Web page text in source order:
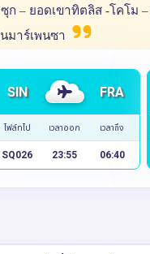
ก – ยอดเขาทิตลิส -โคโม
มาร์เพนซา
SIN FRA
ไฟล์ทไป เวลาออก เวลาถึง
SQ026 23:55 06:40